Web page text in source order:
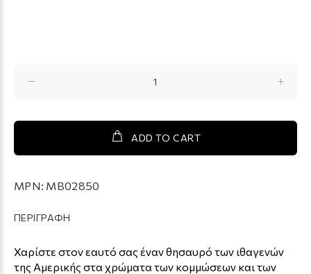
ADD TO CART
MPN: MB02850
ΠΕΡΙΓΡΑΦΗ
Χαρίστε στον εαυτό σας έναν θησαυρό των ιθαγενών
της Αμερικής στα χρώματα των κομμώσεων και των